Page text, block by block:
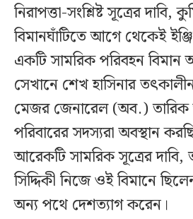
নিরাপত্তা-সংশ্লিষ্ট সূত্রের দাবি,
বিমানঘাঁটিতে আগে থেকেই
একটি সামরিক পরিবহন বিমান
সেখানে শেখ হাসিনার তৎকালীন
মেজর জেনারেল (অব.) তারিক
পরিবারের সদস্যরা অবস্থান
আরেকটি সামরিক সূত্রের
সিদ্দিকী নিজে ওই বিমানে
অন্য পথে দেশত্যাগ করেন।